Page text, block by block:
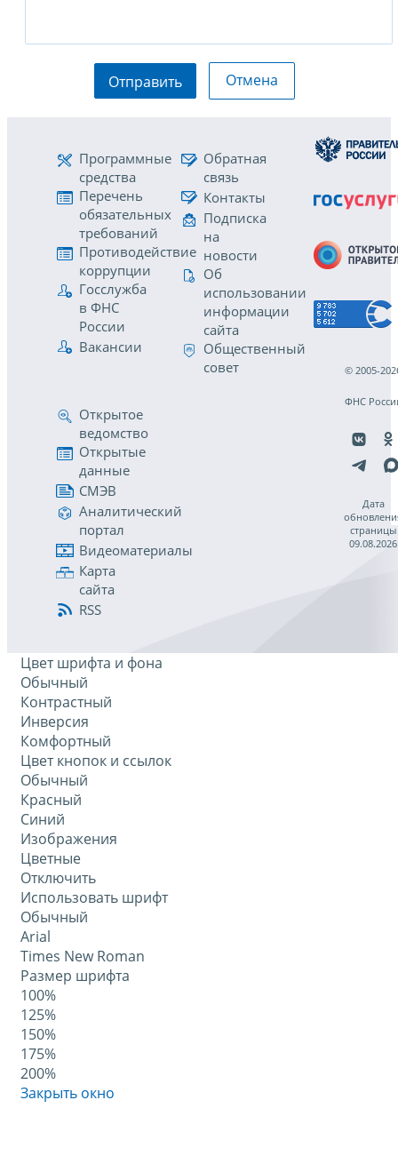
Отправить Отмена
Программные
средства
Перечень
обязательных
требований
Противодействие
коррупции
Госслужба
в ФНС
России
Вакансии
Обратная
связь
Контакты
Подписка
на
новости
Об
использовании
информации
сайта
Общественный
совет
Открытое
ведомство
Открытые
данные
СМЭВ
Аналитический
портал
Видеоматериалы
Карта
сайта
RSS
© 2005-
ФНС
Дата
страницы
09.08.2026
Цвет шрифта и фона
Обычный
Контрастный
Инверсия
Комфортный
Цвет кнопок и ссылок
Обычный
Красный
Синий
Изображения
Цветные
Отключить
Использовать шрифт
Обычный
Arial
Times New Roman
Размер шрифта
100%
125%
150%
175%
200%
Закрыть окно